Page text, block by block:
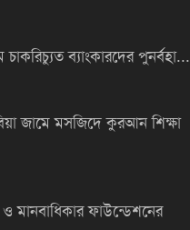
চাকরিচ্যুত ব্যাংকারদের পুনর্বহা...
জামে মসজিদে কুরআন শিক্ষা
মানবাধিকার ফাউন্ডেশনের